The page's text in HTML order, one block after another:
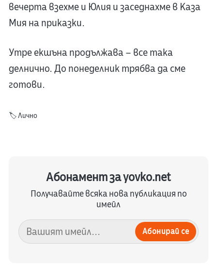
вечерта взехме и Юлия и заседнахме в Каза
Мия на приказки.
Утре екшъна продължава – все така
делнично. До понеделник трябва да сме
готови.
🏷️Лично
Абонамент за yovko.net
Получавайте всяка нова публикация по
имейл
Абонирай се